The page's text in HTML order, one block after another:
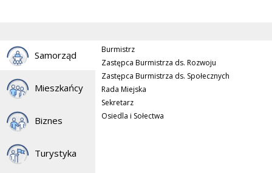
Samorząd
Mieszkańcy
Biznes
Turystyka
Burmistrz
Zastępca Burmistrza ds. Rozwoju
Zastępca Burmistrza ds. Społecznych
Rada Miejska
Sekretarz
Osiedla i Sołectwa